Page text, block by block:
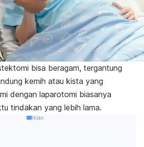
bisa beragam, tergantung
kemih atau kista yang
dengan laparotomi biasanya
tindakan yang lebih lama.
Iklan